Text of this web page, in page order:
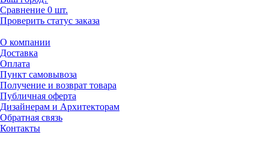
Сравнение 0 шт.
Проверить статус заказа
О компании
Доставка
Оплата
Пункт самовывоза
Получение и возврат товара
Публичная оферта
Дизайнерам и Архитекторам
Обратная связь
Контакты